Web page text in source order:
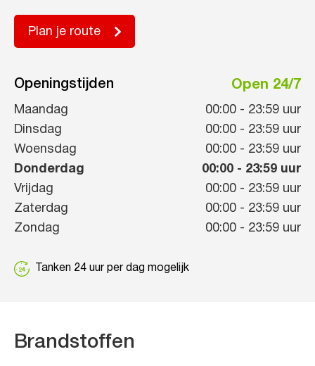
Plan je route
Openingstijden Open 24/7
Maandag 00:00 - 23:59 uur
Dinsdag
00:00 - 23:59 uur
Woensdag
00:00 - 23:59 uur
Donderdag
00:00 - 23:59 uur
Vrijdag
00:00 - 23:59 uur
Zaterdag
00:00 - 23:59 uur
Zondag
00:00 - 23:59 uur
Tanken 24 uur per dag mogelijk
Brandstoffen